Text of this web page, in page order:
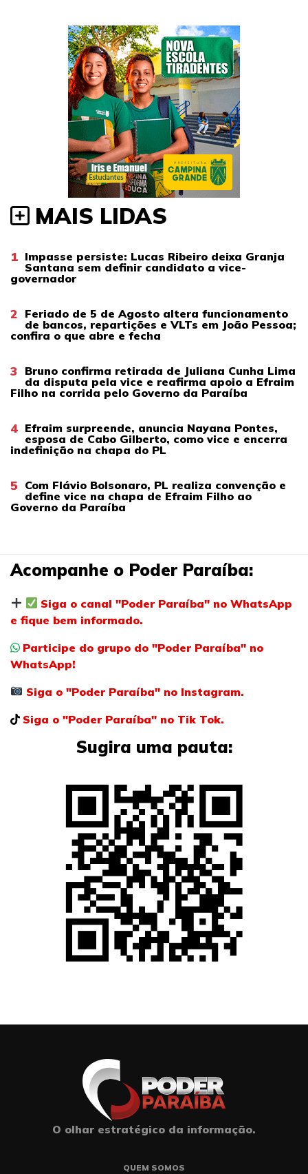
MAIS LIDAS
1 Impasse persiste: Lucas Ribeiro deixa Granja
Santana sem definir candidato a vice-
governador
2 Feriado de 5 de Agosto altera funcionamento
de bancos, repartições e VLTs em João Pessoa;
confira o que abre e fecha
3 Bruno confirma retirada de Juliana Cunha Lima
da disputa pela vice e reafirma apoio a Efraim
Filho na corrida pelo Governo da Paraíba
4 Efraim surpreende, anuncia Nayana Pontes,
esposa de Cabo Gilberto, como vice e encerra
indefinição na chapa do PL
5 Com Flávio Bolsonaro, PL realiza convenção e
define vice na chapa de Efraim Filho ao
Governo da Paraíba
Acompanhe o Poder Paraíba:
Siga o canal "Poder Paraíba" no WhatsApp
e fique bem informado.
Participe do grupo do "Poder Paraíba" no
WhatsApp!
Siga o "Poder Paraíba" no Instagram.
Siga o "Poder Paraíba" no Tik Tok.
Sugira uma pauta:
O olhar estratégico da informação.
QUEM SOMOS